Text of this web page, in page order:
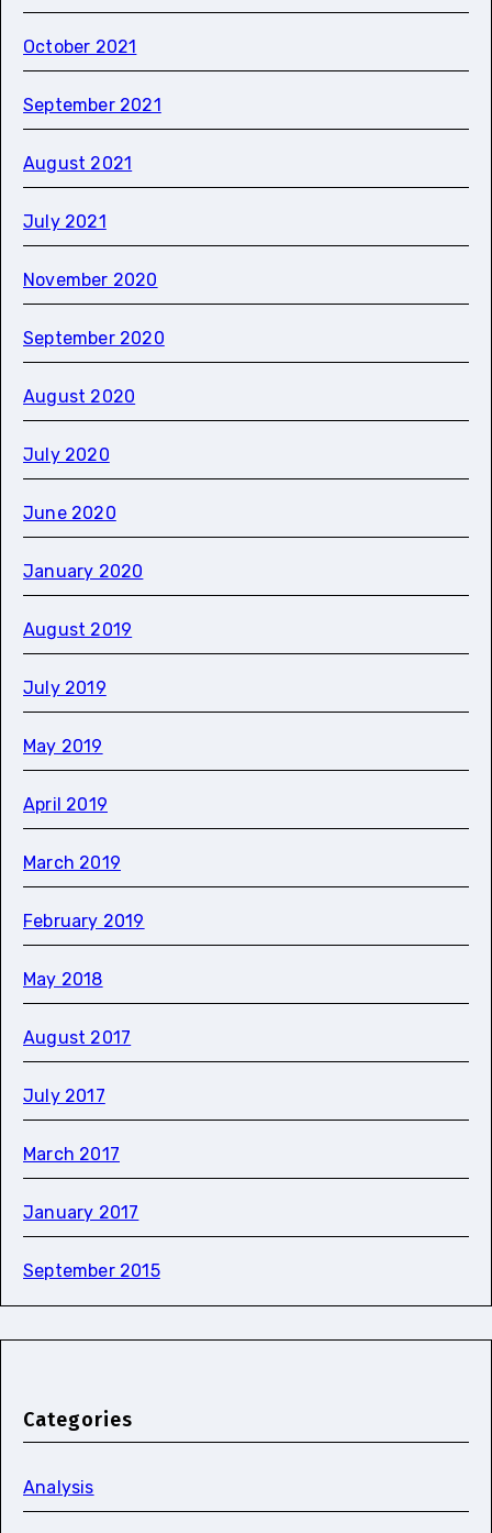
October 2021
September 2021
August 2021
July 2021
November 2020
September 2020
August 2020
July 2020
June 2020
January 2020
August 2019
July 2019
May 2019
April 2019
March 2019
February 2019
May 2018
August 2017
July 2017
March 2017
January 2017
September 2015
Categories
Analysis